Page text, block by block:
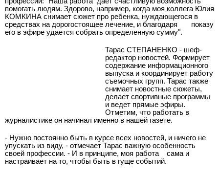
помогать людям. Здорово, например, когда моя коллега Юлия
КОМКИНА снимает сюжет про ребенка, нуждающегося в
средствах на дорогостоящее лечение, и благодаря
показу
его в эфире удается собрать определенную сумму".
Тарас СТЕПАНЕНКО - шеф-
редактор новостей. Формирует
содержание информационного
выпуска и координирует работу
съемочных групп. Тарас также
снимает новостные сюжеты,
делает спортивные программы
и ведет прямые эфиры.
Отметим, что работать в
журналистике он начинал именно в нашей газете.
- Нужно постоянно быть в курсе всех новостей, и ничего не
упускать из виду, - отмечает Тарас важную особенность
своей профессии. - И в принципе, моя работа
сама и
настраивает на то, чтобы быть в гуще событий.